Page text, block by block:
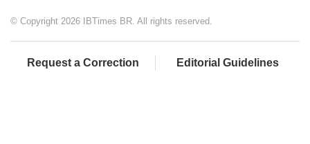
© Copyright 2026 IBTimes BR. All rights reserved.
Request a Correction Editorial Guidelines